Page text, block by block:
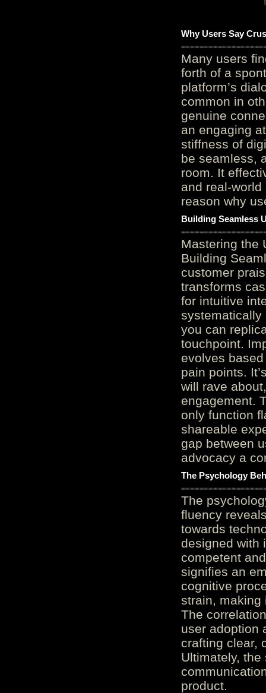
Why Users Say
Many users
forth of a
platform’s
common in
genuine
an engaging
stiffness of
be seamless,
room. It
and real-
reason why
Building Seamless
Mastering the
Building
customer
transforms
for intuitive
systematically
you can
touchpoint.
evolves
pain points.
will rave
engagement.
only function
shareable
gap between
advocacy a
The Psychology
The
fluency
towards
designed with
competent
signifies an
cognitive
strain, making
The
user adoption
crafting clear,
Ultimately,
product.